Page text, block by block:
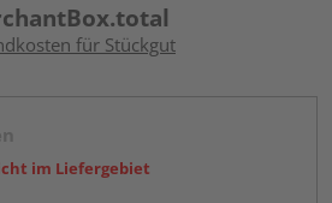
für Stückgut
im Liefergebiet